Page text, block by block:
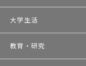
大学生活
教育・研究